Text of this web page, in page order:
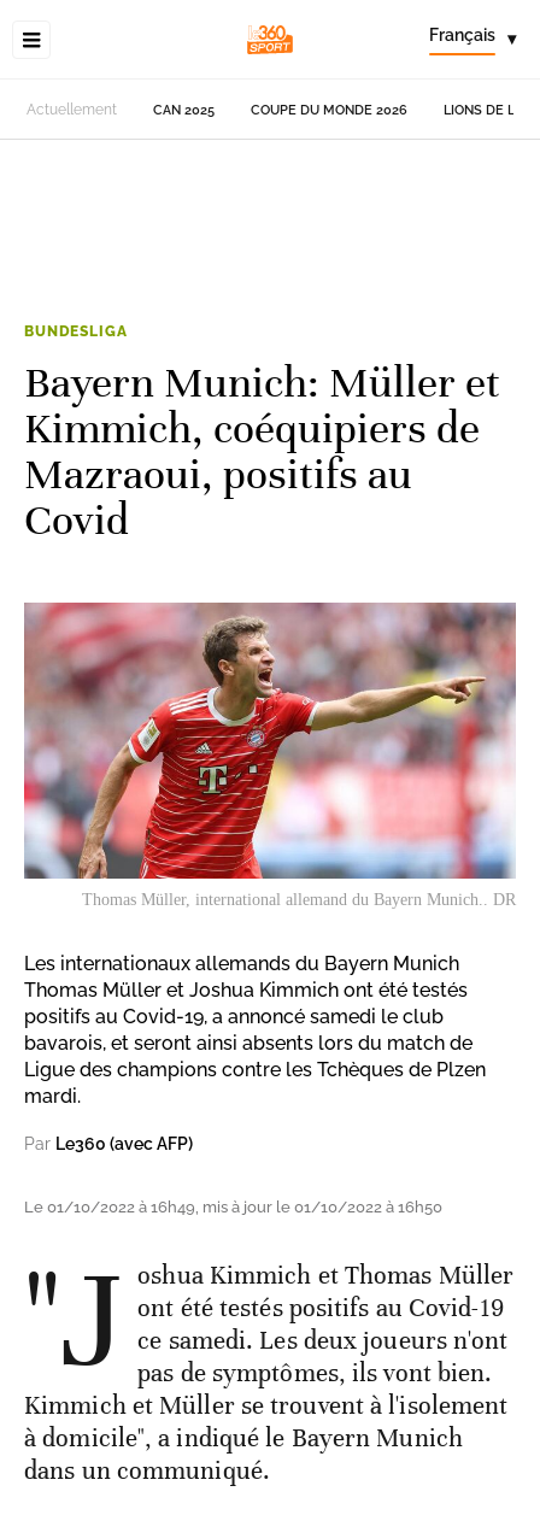
Français ▾
Actuellement CAN 2025 COUPE DU MONDE 2026 LIONS DE
BUNDESLIGA
Bayern Munich: Müller et
Kimmich, coéquipiers de
Mazraoui, positifs au
Covid
Thomas Müller, international allemand du Bayern Munich.. DR
Les internationaux allemands du Bayern Munich
Thomas Müller et Joshua Kimmich ont été testés
positifs au Covid-19, a annoncé samedi le club
bavarois, et seront ainsi absents lors du match de
Ligue des champions contre les Tchèques de Plzen
mardi.
Par Le360 (avec AFP)
Le 01/10/2022 à 16h49, mis à jour le 01/10/2022 à 16h50
"J oshua Kimmich et Thomas Müller
ont été testés positifs au Covid-19
ce samedi. Les deux joueurs n'ont
pas de symptômes, ils vont bien.
Kimmich et Müller se trouvent à l'isolement
à domicile", a indiqué le Bayern Munich
dans un communiqué.